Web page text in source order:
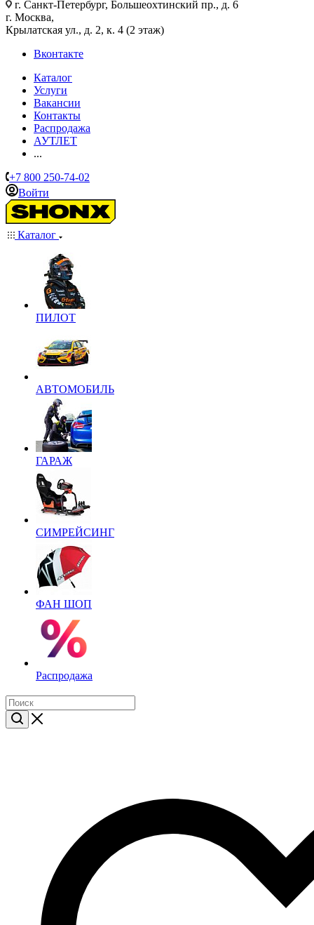
г. Санкт-Петербург, Большеохтинский пр., д. 6
г. Москва,
Крылатская ул., д. 2, к. 4 (2 этаж)
Вконтакте
Каталог
Услуги
Вакансии
Контакты
Распродажа
АУТЛЕТ
...
+7 800 250-74-02
Войти
Каталог
ПИЛОТ
АВТОМОБИЛЬ
ГАРАЖ
СИМРЕЙСИНГ
ФАН ШОП
Распродажа